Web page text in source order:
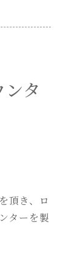
タ
頂き、ロ
ターを製